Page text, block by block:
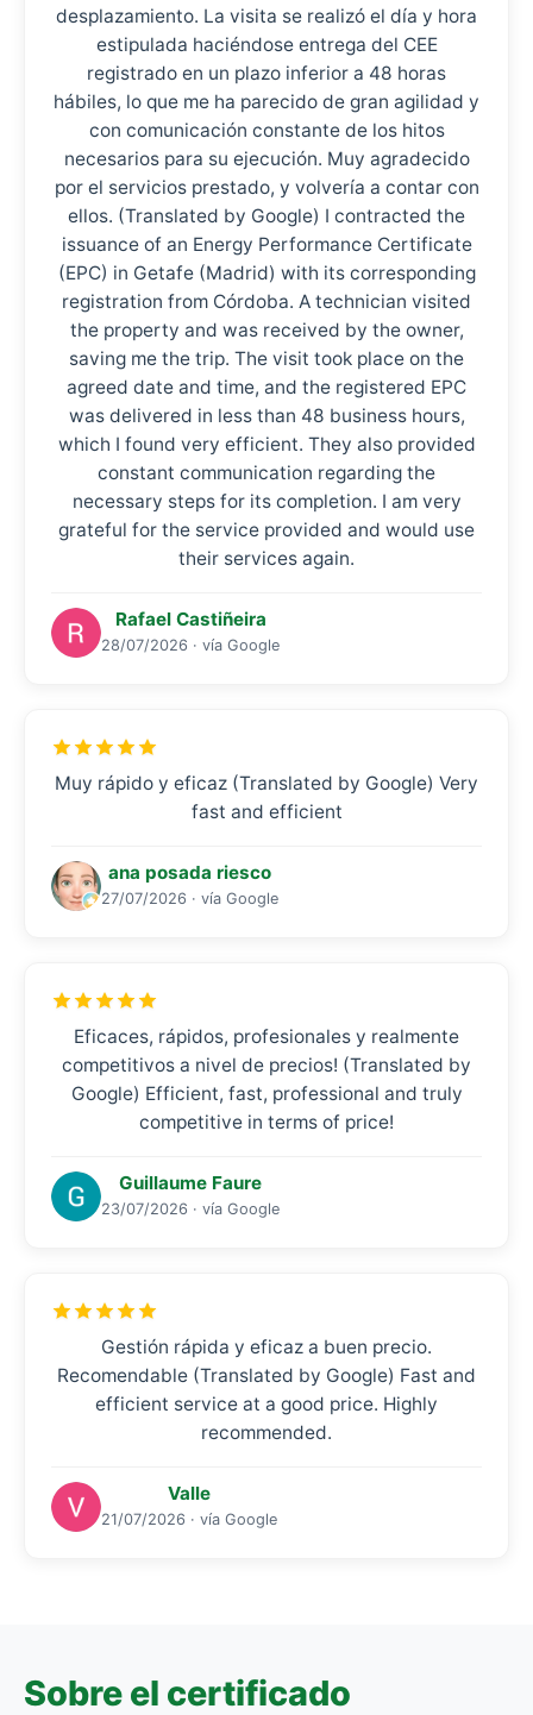
desplazamiento. La visita se realizó el día y hora
estipulada haciéndose entrega del CEE
registrado en un plazo inferior a 48 horas
hábiles, lo que me ha parecido de gran agilidad y
con comunicación constante de los hitos
necesarios para su ejecución. Muy agradecido
por el servicios prestado, y volvería a contar con
ellos. (Translated by Google) I contracted the
issuance of an Energy Performance Certificate
(EPC) in Getafe (Madrid) with its corresponding
registration from Córdoba. A technician visited
the property and was received by the owner,
saving me the trip. The visit took place on the
agreed date and time, and the registered EPC
was delivered in less than 48 business hours,
which I found very efficient. They also provided
constant communication regarding the
necessary steps for its completion. I am very
grateful for the service provided and would use
their services again.
Rafael Castiñeira
28/07/2026 · vía Google
Muy rápido y eficaz (Translated by Google) Very
fast and efficient
ana posada riesco
27/07/2026 · vía Google
Eficaces, rápidos, profesionales y realmente
competitivos a nivel de precios! (Translated by
Google) Efficient, fast, professional and truly
competitive in terms of price!
Guillaume Faure
23/07/2026 · vía Google
Gestión rápida y eficaz a buen precio.
Recomendable (Translated by Google) Fast and
efficient service at a good price. Highly
recommended.
Valle
21/07/2026 · vía Google
Sobre el certificado